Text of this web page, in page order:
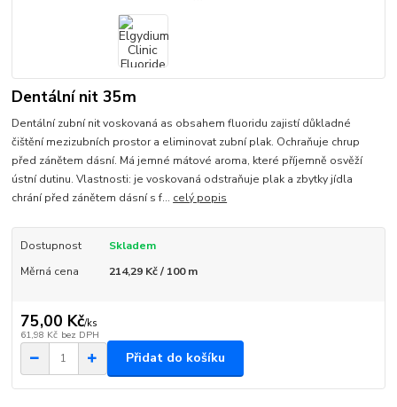
Dentální nit 35m
Dentální zubní nit voskovaná as obsahem fluoridu zajistí důkladné
čištění mezizubních prostor a eliminovat zubní plak. Ochraňuje chrup
před zánětem dásní. Má jemné mátové aroma, které příjemně osvěží
ústní dutinu. Vlastnosti: je voskovaná odstraňuje plak a zbytky jídla
chrání před zánětem dásní s f... celý popis
Dostupnost
Skladem
Měrná cena
214,29 Kč / 100 m
75,00 Kč/ks
61,98 Kč bez DPH
Přidat do košíku